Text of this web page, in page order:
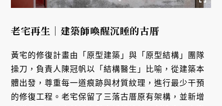
老宅再生｜建築師喚醒沉睡的古厝
黃宅的修復計畫由「原型建築」與「原型結構」團隊
操刀，負責人陳冠帆以「結構醫生」比喻，從建築本
體出發，尊重每一道痕跡與材質紋理，進行最少干預
的修復工程。老宅保留了三落古厝原有架構，並新增